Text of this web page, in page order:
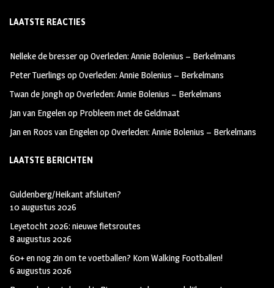
b
oo
k
ag
m
tt
LAATSTE REACTIES
Nelleke de bresseropOverleden: Annie Bolenius – Berkelmans
Peter Tuerlings opOverleden: Annie Bolenius – Berkelmans
Twan de JonghopOverleden: Annie Bolenius – Berkelmans
Jan van Engelenop Probleem met de Geldmaat
Jan en Roos van EngelenopOverleden: Annie Bolenius – Berkelmans
LAATSTE BERICHTEN
Guldenberg/Heikant afsluiten?
10 augustus 2026
Leyetocht 2026: nieuwe fietsroutes
8 augustus 2026
60+ en nog zin om te voetballen? Kom Walking Footballen!
6 augustus 2026